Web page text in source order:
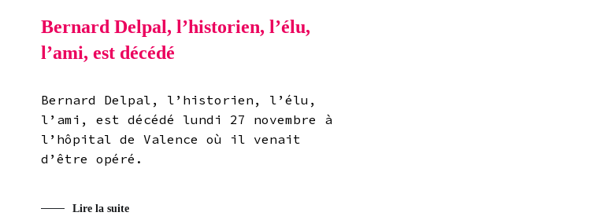
Bernard Delpal, l’historien, l’élu,
l’ami, est décédé
Bernard Delpal, l’historien, l’élu,
l’ami, est décédé lundi 27 novembre à
l’hôpital de Valence où il venait
d’être opéré.
Lire la suite